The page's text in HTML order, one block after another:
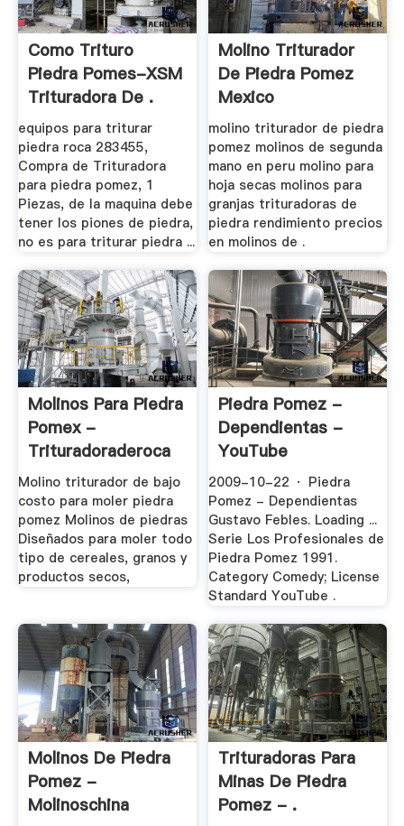
Como Trituro
Piedra Pomes-XSM
Trituradora De .
equipos para triturar
piedra roca 283455,
Compra de Trituradora
para piedra pomez, 1
Piezas, de la maquina debe
tener los piones de piedra,
no es para triturar piedra ...
Molino Triturador
De Piedra Pomez
Mexico
molino triturador de piedra
pomez molinos de segunda
mano en peru molino para
hoja secas molinos para
granjas trituradoras de
piedra rendimiento precios
en molinos de .
Molinos Para Piedra
Pomex -
Trituradoraderoca
Molino triturador de bajo
costo para moler piedra
pomez Molinos de piedras
Diseñados para moler todo
tipo de cereales, granos y
productos secos,
Piedra Pomez -
Dependientas -
YouTube
2009-10-22 · Piedra
Pomez - Dependientas
Gustavo Febles. Loading ...
Serie Los Profesionales de
Piedra Pomez 1991.
Category Comedy; License
Standard YouTube .
Molinos De Piedra
Pomez -
Molinoschina
Trituradoras Para
Minas De Piedra
Pomez - .